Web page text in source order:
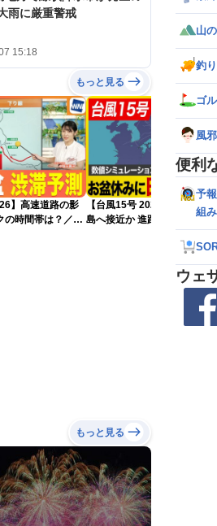
雨に厳重警戒
15:18
もっと見る
】高速道路の影
の時間帯は？／
【台風15号 2026年】お盆休
島へ接近か 進路予想に大きな
もっと見る
山
釣
ゴ
風
便利
予
組み
ウェ